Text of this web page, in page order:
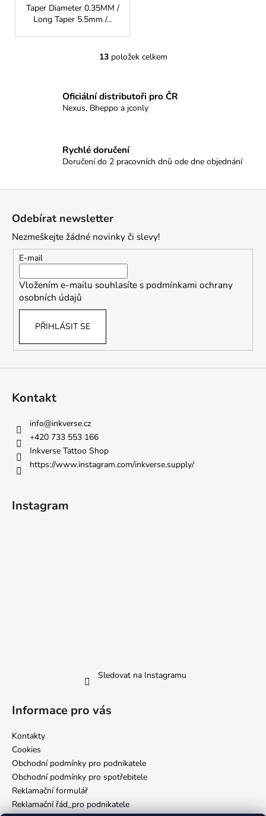
Taper Diameter 0.35MM /
Long Taper 5.5mm /...
O
á
d
p
v
v
ý
s
13položek celkem
Oficiální distributoři pro ČR
Nexus, Bheppo a jconly
Rychlé doručení
Doručení do 2 pracovních dnů ode dne objednání
Odebírat newsletter
Nezmeškejte žádné novinky či slevy!
E-mail
Vložením e-mailu souhlasíte s podmínkami ochrany
osobních údajů
PŘIHLÁSIT SE
Kontakt
info@inkverse.cz
+420 733 553 166
Inkverse Tattoo Shop
https://www.instagram.com/inkverse.supply/
Instagram
Sledovat na Instagramu
Informace pro vás
Kontakty
Cookies
Obchodní podmínky pro podnikatele
Obchodní podmínky pro spotřebitele
Reklamační formulář
Reklamační řád_pro podnikatele